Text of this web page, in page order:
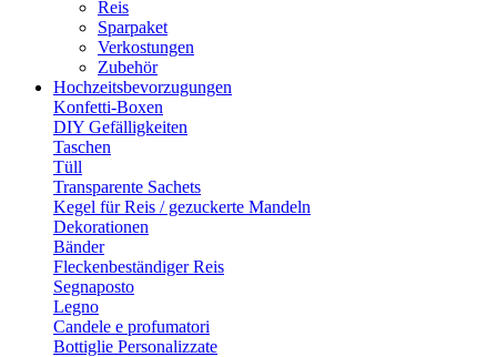
Reis
Sparpaket
Verkostungen
Zubehör
Hochzeitsbevorzugungen
Konfetti-Boxen
DIY Gefälligkeiten
Taschen
Tüll
Transparente Sachets
Kegel für Reis / gezuckerte Mandeln
Dekorationen
Bänder
Fleckenbeständiger Reis
Segnaposto
Legno
Candele e profumatori
Bottiglie Personalizzate